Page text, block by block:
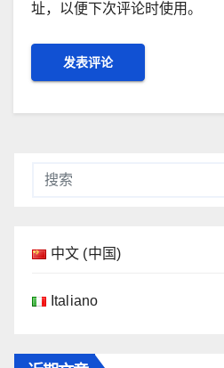
址，以便下次评论时使用。
中文 (中国)
Italiano